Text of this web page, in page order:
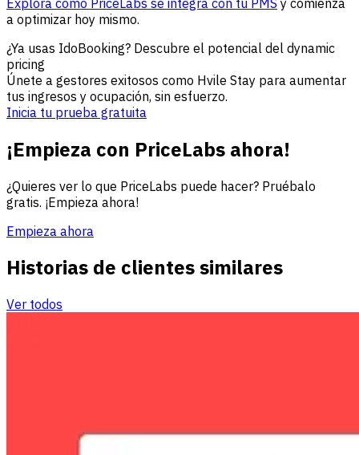
a optimizar hoy mismo.
¿Ya usas IdoBooking? Descubre el potencial del dynamic
pricing
Únete a gestores exitosos como Hvile Stay para aumentar
tus ingresos y ocupación, sin esfuerzo.
Inicia tu prueba gratuita
¡Empieza con PriceLabs ahora!
¿Quieres ver lo que PriceLabs puede hacer? Pruébalo
gratis. ¡Empieza ahora!
Empieza ahora
Historias de clientes similares
Ver todos